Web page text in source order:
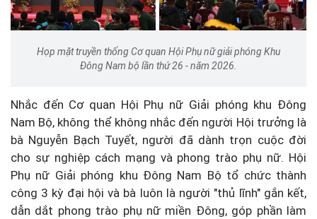
Họp mặt truyền thống Cơ quan Hội Phụ nữ giải phóng Khu
Đông Nam bộ lần thứ 26 - năm 2026.
Nhắc đến Cơ quan Hội Phụ nữ Giải phóng khu Đông
Nam Bộ, không thể không nhắc đến người Hội trưởng là
bà Nguyễn Bạch Tuyết, người đã dành trọn cuộc đời
cho sự nghiệp cách mạng và phong trào phụ nữ. Hội
Phụ nữ Giải phóng khu Đông Nam Bộ tổ chức thành
công 3 kỳ đại hội và bà luôn là người "thủ lĩnh" gắn kết,
dẫn dắt phong trào phụ nữ miền Đông, góp phần làm